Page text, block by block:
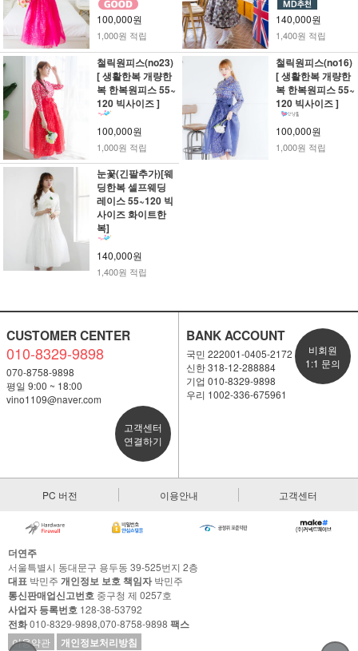
100,000원
1,000원 적립
140,000원
1,400원 적립
철릭원피스(no23)
[ 생활한복 개량한
복 한복원피스 55~
120 빅사이즈 ]
100,000원
1,000원 적립
철릭원피스(no16)
[ 생활한복 개량한
복 한복원피스 55~
120 빅사이즈 ]
100,000원
1,000원 적립
눈꽃(긴팔추가)[웨
딩한복 셀프웨딩
레이스 55~120 빅
사이즈 화이트한
복]
140,000원
1,400원 적립
CUSTOMER CENTER
010-8329-9898
070-8758-9898
평일 9:00 ~ 18:00
vino1109@naver.com
고객센터
연결하기
BANK ACCOUNT
국민 222001-0405-2172
신한 318-12-288884
기업 010-8329-9898
우리 1002-336-675961
비회원
1:1 문의
PC 버전 이용안내 고객센터
더연주
서울특별시 동대문구 용두동 39-525번지 2층
대표 박민주 개인정보 보호 책임자박민주
통신판매업신고번호 중구청 제 0257호
사업자 등록번호 128-38-53792
전화010-8329-9898,070-8758-9898 팩스
이용약관 개인정보처리방침